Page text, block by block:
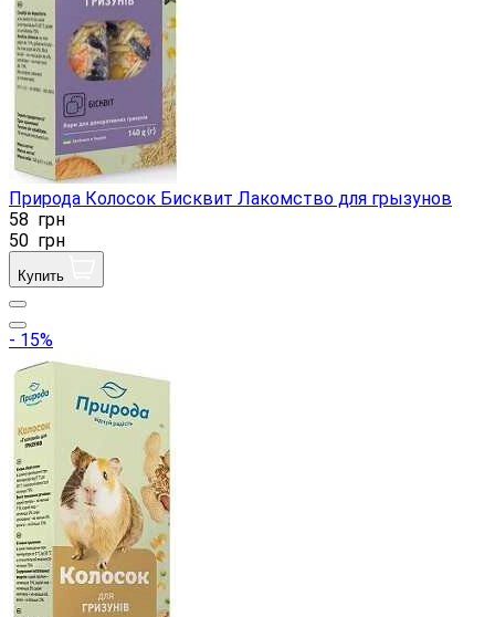
Природа Колосок Бисквит Лакомство для грызунов
58 грн
50 грн
Купить
- 15%